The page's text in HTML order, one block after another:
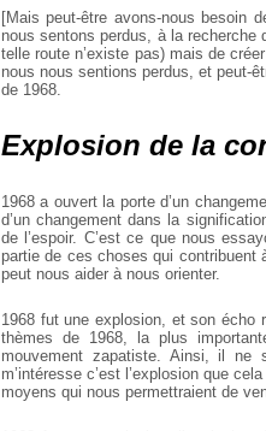
[Mais peut-être avons-nous besoin
nous sentons perdus, à la recherche
telle route n’existe pas) mais de
nous nous sentions perdus, et peut-
de 1968.
Explosion de la
1968 a ouvert la porte d’un
d’un changement dans la
de l’espoir. C’est ce que nous
partie de ces choses qui contribuent
peut nous aider à nous orienter.
1968 fut une explosion, et son écho
thèmes de 1968, la plus
mouvement zapatiste. Ainsi, il ne
m’intéresse c’est l’explosion que
moyens qui nous permettraient de